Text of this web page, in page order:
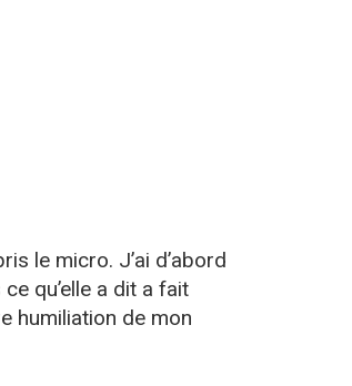
le micro. J’ai d’abord
qu’elle a dit a fait
humiliation de mon